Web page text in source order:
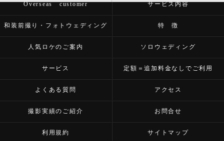
Overseas customer サービス内容
和装前撮り・フォトウェディング 特 徴
人気ロケのご案内 ソロウェディング
サービス 定額＝追加料金なしでご利用
よくある質問 アクセス
撮影実績のご紹介 お問合せ
利用規約 サイトマップ